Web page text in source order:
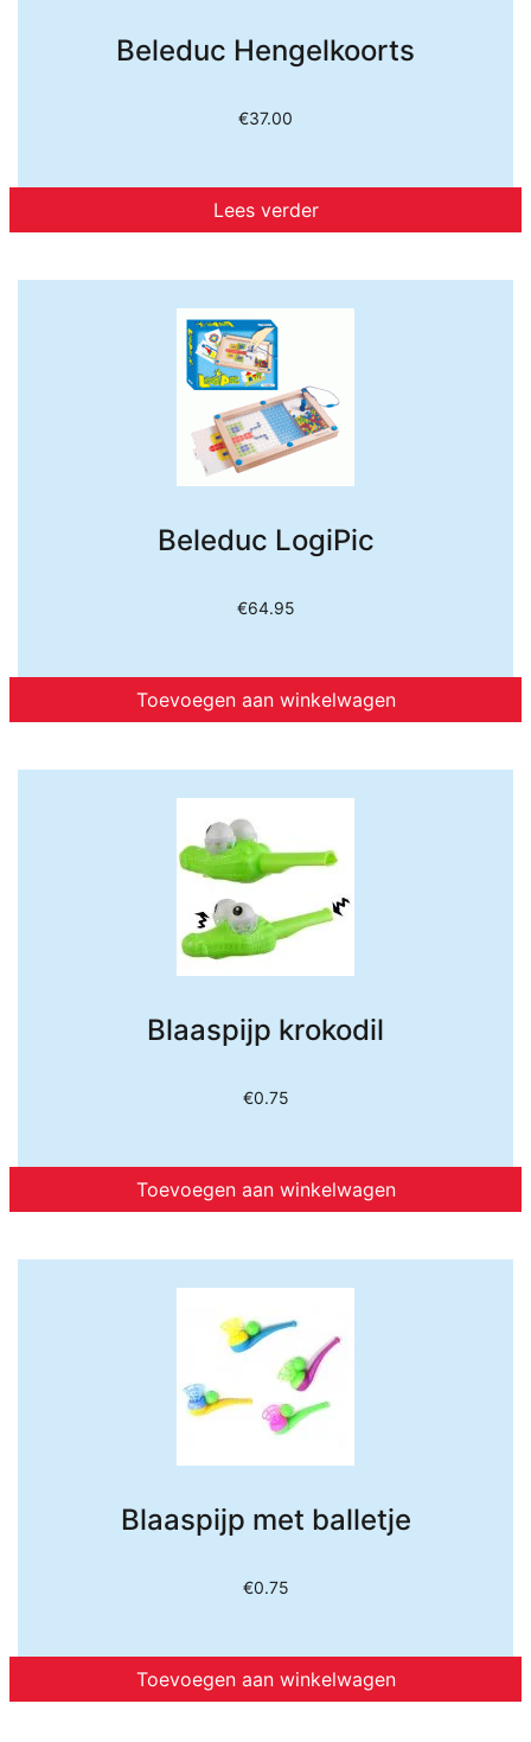
Beleduc Hengelkoorts
€37.00
Lees verder
Beleduc LogiPic
€64.95
Toevoegen aan winkelwagen
Blaaspijp krokodil
€0.75
Toevoegen aan winkelwagen
Blaaspijp met balletje
€0.75
Toevoegen aan winkelwagen